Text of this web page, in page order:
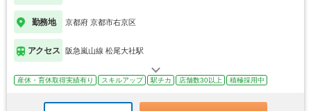
勤務地 京都府 京都市右京区
アクセス 阪急嵐山線 松尾大社駅
産休・育休取得実績有り スキルアップ 駅チカ 店舗数30以上 積極採用中